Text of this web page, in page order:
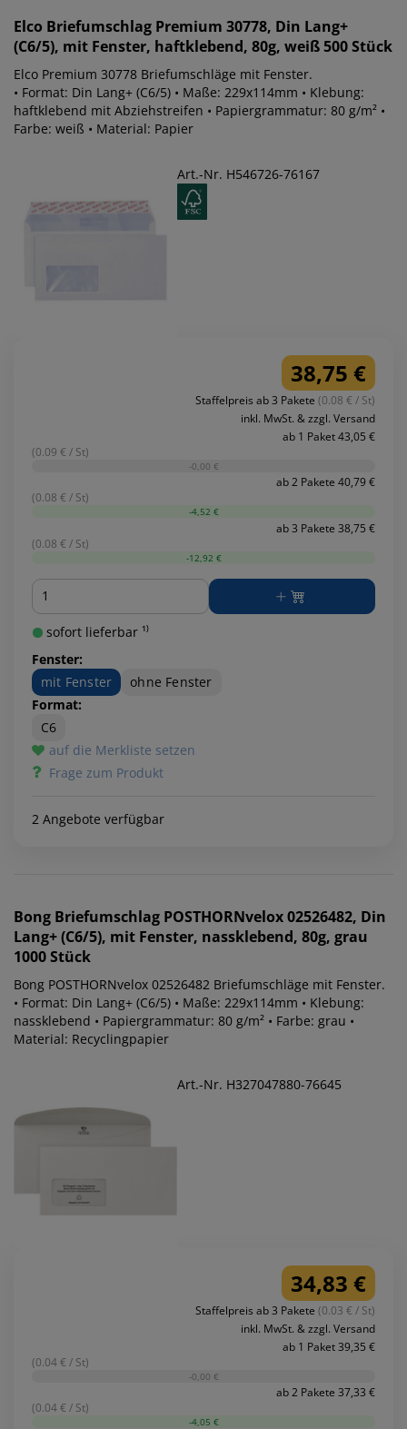
Elco Briefumschlag Premium 30778, Din Lang+
(C6/5), mit Fenster, haftklebend, 80g, weiß 500 Stück
Elco Premium 30778 Briefumschläge mit Fenster.
• Format: Din Lang+ (C6/5) • Maße: 229x114mm • Klebung:
haftklebend mit Abziehstreifen • Papiergrammatur: 80 g/m² •
Farbe: weiß • Material: Papier
Art.-Nr. H546726-76167
38,75 €
Staffelpreis ab 3 Pakete (0.08 € / St)
inkl. MwSt. & zzgl. Versand
ab 1 Paket 43,05 €
(0.09 € / St)
-0,00 €
ab 2 Pakete 40,79 €
(0.08 € / St)
-4,52 €
ab 3 Pakete 38,75 €
(0.08 € / St)
-12,92 €
Menge
sofort lieferbar ¹⁾
Fenster:
mit Fenster
ohne Fenster
Format:
C6
auf die Merkliste setzen
Frage zum Produkt
2 Angebote verfügbar
Bong Briefumschlag POSTHORNvelox 02526482, Din
Lang+ (C6/5), mit Fenster, nassklebend, 80g, grau
1000 Stück
Bong POSTHORNvelox 02526482 Briefumschläge mit Fenster.
• Format: Din Lang+ (C6/5) • Maße: 229x114mm • Klebung:
nassklebend • Papiergrammatur: 80 g/m² • Farbe: grau •
Material: Recyclingpapier
Art.-Nr. H327047880-76645
34,83 €
Staffelpreis ab 3 Pakete (0.03 € / St)
inkl. MwSt. & zzgl. Versand
ab 1 Paket 39,35 €
(0.04 € / St)
-0,00 €
ab 2 Pakete 37,33 €
(0.04 € / St)
-4,05 €